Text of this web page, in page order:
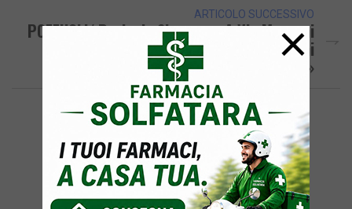
ARTICOLO SUCCESSIVO
POZZUOLI/ Pericolo Sicurezza A Via Marconi
E Via Rosini, Petizione Dei Cittadini
«Installate I Dossi»
×